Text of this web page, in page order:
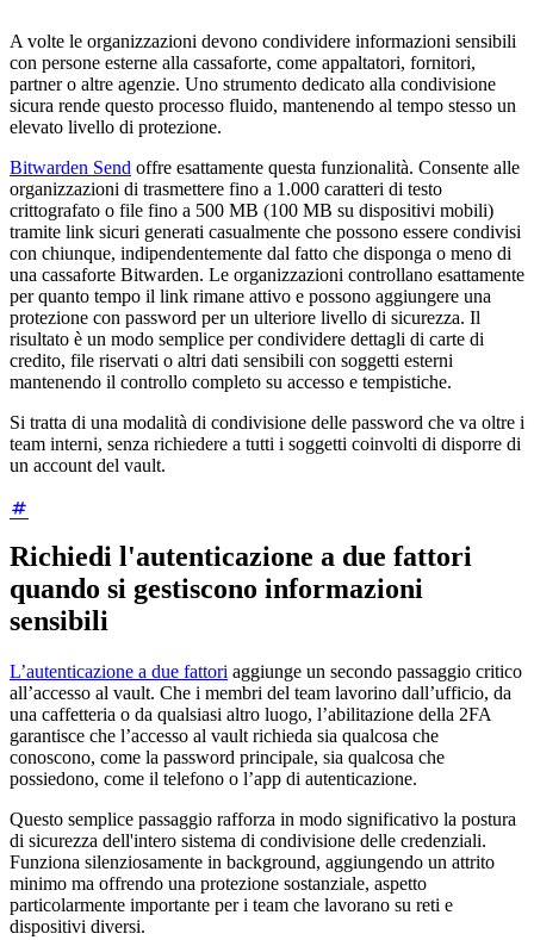
A volte le organizzazioni devono condividere informazioni sensibili
con persone esterne alla cassaforte, come appaltatori, fornitori,
partner o altre agenzie. Uno strumento dedicato alla condivisione
sicura rende questo processo fluido, mantenendo al tempo stesso un
elevato livello di protezione.
Bitwarden Send offre esattamente questa funzionalità. Consente alle
organizzazioni di trasmettere fino a 1.000 caratteri di testo
crittografato o file fino a 500 MB (100 MB su dispositivi mobili)
tramite link sicuri generati casualmente che possono essere condivisi
con chiunque, indipendentemente dal fatto che disponga o meno di
una cassaforte Bitwarden. Le organizzazioni controllano esattamente
per quanto tempo il link rimane attivo e possono aggiungere una
protezione con password per un ulteriore livello di sicurezza. Il
risultato è un modo semplice per condividere dettagli di carte di
credito, file riservati o altri dati sensibili con soggetti esterni
mantenendo il controllo completo su accesso e tempistiche.
Si tratta di una modalità di condivisione delle password che va oltre i
team interni, senza richiedere a tutti i soggetti coinvolti di disporre di
un account del vault.
Richiedi l'autenticazione a due fattori
quando si gestiscono informazioni
sensibili
L’autenticazione a due fattori aggiunge un secondo passaggio critico
all’accesso al vault. Che i membri del team lavorino dall’ufficio, da
una caffetteria o da qualsiasi altro luogo, l’abilitazione della 2FA
garantisce che l’accesso al vault richieda sia qualcosa che
conoscono, come la password principale, sia qualcosa che
possiedono, come il telefono o l’app di autenticazione.
Questo semplice passaggio rafforza in modo significativo la postura
di sicurezza dell'intero sistema di condivisione delle credenziali.
Funziona silenziosamente in background, aggiungendo un attrito
minimo ma offrendo una protezione sostanziale, aspetto
particolarmente importante per i team che lavorano su reti e
dispositivi diversi.